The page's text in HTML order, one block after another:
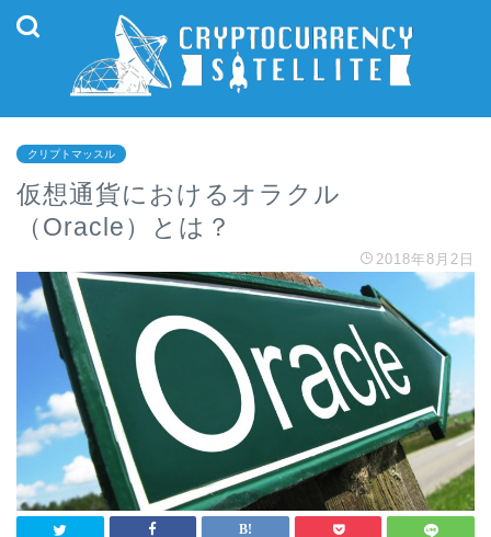
クリプトマッスル
仮想通貨におけるオラクル
（Oracle）とは？
2018年8月2日